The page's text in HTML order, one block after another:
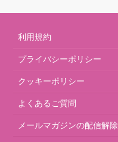
利用規約
プライバシーポリシー
クッキーポリシー
よくあるご質問
メールマガジンの配信解除